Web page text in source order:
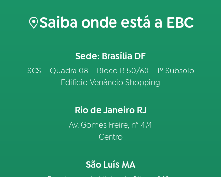
Saiba onde está a EBC
Sede: Brasília DF
SCS – Quadra 08 – Bloco B 50/60 – 1º Subsolo
Edifício Venâncio Shopping
Rio de Janeiro RJ
Av. Gomes Freire, n° 474
Centro
São Luís MA